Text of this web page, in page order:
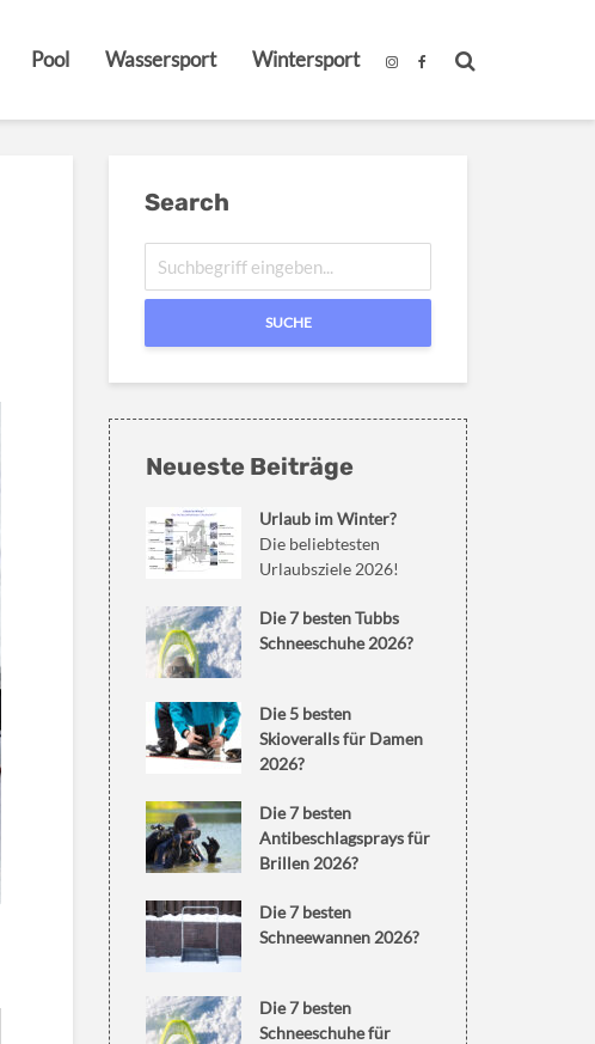
Pool Wassersport Wintersport
Search
SUCHE
Neueste Beiträge
Urlaub im Winter?
Die beliebtesten
Urlaubsziele 2026!
Die 7 besten Tubbs
Schneeschuhe 2026?
Die 5 besten
Skioveralls für Damen
2026?
Die 7 besten
Antibeschlagsprays für
Brillen 2026?
Die 7 besten
Schneewannen 2026?
Die 7 besten
Schneeschuhe für